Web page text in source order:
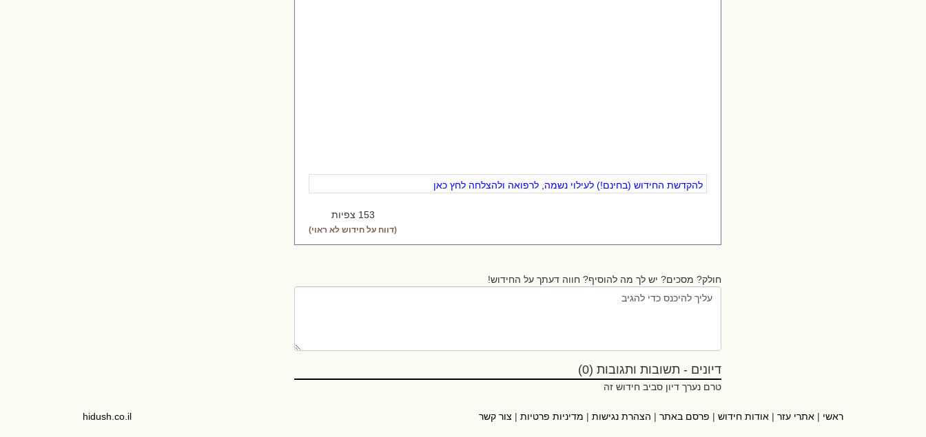
להקדשת החידוש (בחינם!) לעילוי נשמה, לרפואה ולהצלחה לחץ כאן
153 צפיות
(דווח על חידוש לא ראוי)
חולק? מסכים? יש לך מה להוסיף? חווה דעתך על החידוש!
דיונים - תשובות ותגובות (0)
טרם נערך דיון סביב חידוש זה
ראשי | אתרי עזר | אודות חידוש | פרסם באתר | הצהרת נגישות | מדיניות פרטיות | צור קשר hidush.co.il